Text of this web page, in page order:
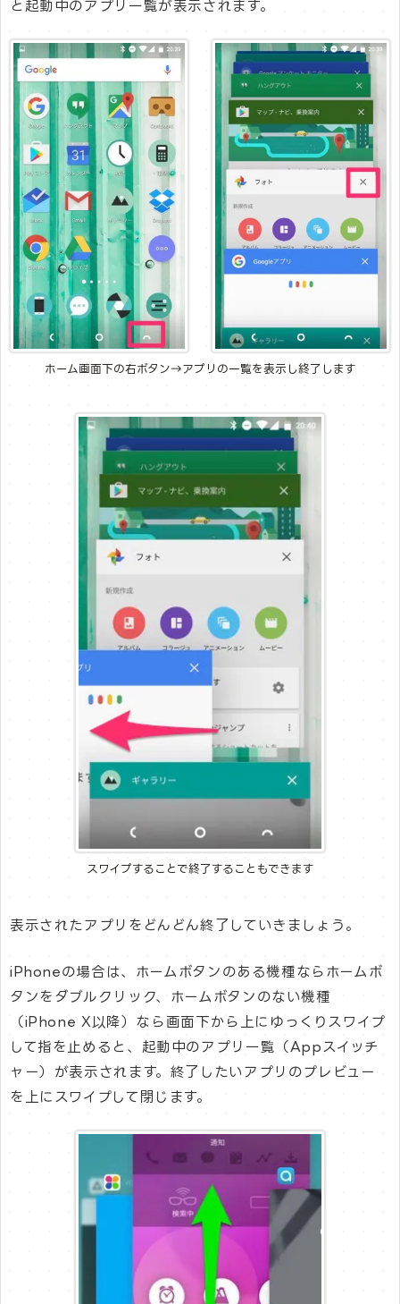
と起動中のアプリ一覧が表示されます。
ホーム画面下の右ボタン→アプリの一覧を表示し終了します
スワイプすることで終了することもできます
表示されたアプリをどんどん終了していきましょう。
iPhoneの場合は、ホームボタンのある機種ならホームボ
タンをダブルクリック、ホームボタンのない機種
（iPhone X以降）なら画面下から上にゆっくりスワイプ
して指を止めると、起動中のアプリ一覧（Appスイッチ
ャー）が表示されます。終了したいアプリのプレビュー
を上にスワイプして閉じます。